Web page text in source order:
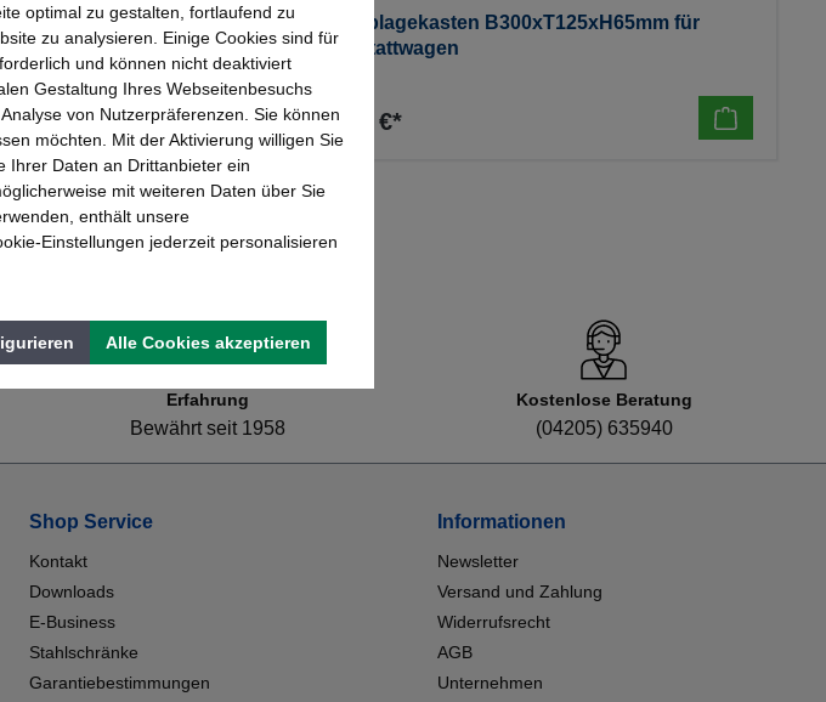
für AT Arbeitstische
Rau Ablagekasten B300xT125xH65mm für
Werkstattwagen
25,70 €*
Erfahrung
Bewährt seit 1958
Kostenlose Beratung
(04205) 635940
Shop Service
Kontakt
Downloads
E-Business
Stahlschränke
Garantiebestimmungen
Informationen
Newsletter
Versand und Zahlung
Widerrufsrecht
AGB
Unternehmen
optimal zu gestalten, fortlaufend zu
zu analysieren. Einige Cookies sind für
und können nicht deaktiviert
Gestaltung Ihres Webseitenbesuchs
von Nutzerpräferenzen. Sie können
möchten. Mit der Aktivierung willigen Sie
Ihrer Daten an Drittanbieter ein
mit weiteren Daten über Sie
enthält unsere
Einstellungen jederzeit personalisieren
Alle Cookies akzeptieren